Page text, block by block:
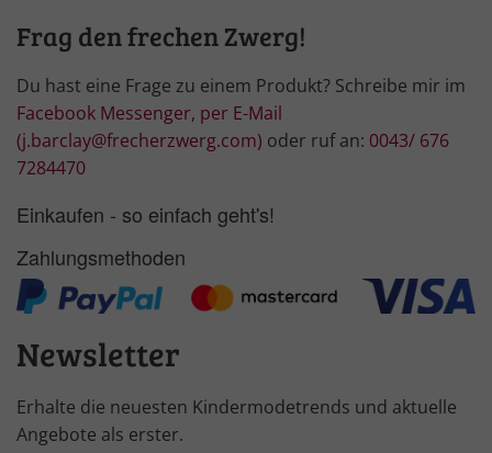
Frag den frechen Zwerg!
Du hast eine Frage zu einem Produkt? Schreibe mir im
Facebook Messenger, per E-Mail
(j.barclay@frecherzwerg.com) oder ruf an: 0043/ 676
7284470
Einkaufen - so einfach geht's!
Zahlungsmethoden
Newsletter
Erhalte die neuesten Kindermodetrends und aktuelle
Angebote als erster.